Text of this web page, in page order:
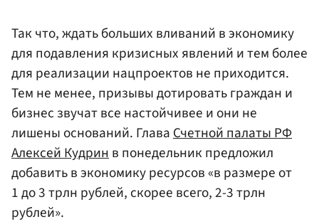
Так что, ждать больших вливаний в экономику
для подавления кризисных явлений и тем более
для реализации нацпроектов не приходится.
Тем не менее, призывы дотировать граждан и
бизнес звучат все настойчивее и они не
лишены оснований. ГлаваСчетной палаты РФ
Алексей Кудринв понедельник предложил
добавить в экономику ресурсов «в размере от
1 до 3 трлн рублей, скорее всего, 2-3 трлн
рублей».